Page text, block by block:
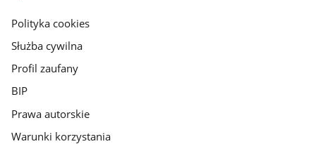
gov.pl
Polityka cookies
Służba cywilna
Profil zaufany
BIP
Prawa autorskie
Warunki korzystania